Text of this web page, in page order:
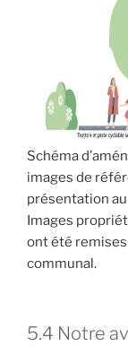
Schéma
images de
présentation
Images
ont été
communal.
5.4 Notre